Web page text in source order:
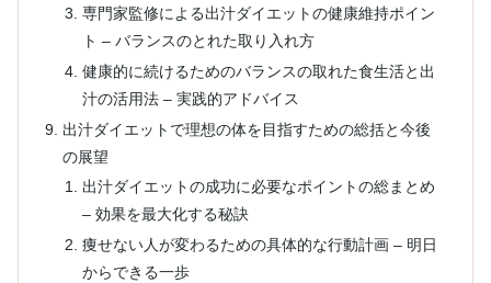
専門家監修による出汁ダイエットの健康維持ポイン
ト – バランスのとれた取り入れ方
健康的に続けるためのバランスの取れた食生活と出
汁の活用法 – 実践的アドバイス
出汁ダイエットで理想の体を目指すための総括と今後
の展望
出汁ダイエットの成功に必要なポイントの総まとめ
– 効果を最大化する秘訣
痩せない人が変わるための具体的な行動計画 – 明日
からできる一歩